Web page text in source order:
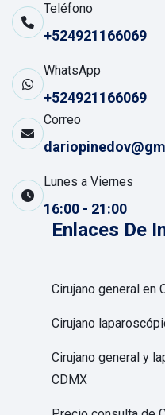
Teléfono
+524921166069
WhatsApp
+524921166069
Correo
Lunes a Viernes
16:00 - 21:00
Enlaces De
Cirujano general en
Cirujano
Cirujano general y
CDMX